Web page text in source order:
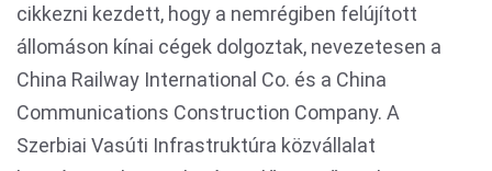
cikkezni kezdett, hogy a nemrégiben felújított
állomáson kínai cégek dolgoztak, nevezetesen a
China Railway International Co. és a China
Communications Construction Company. A
Szerbiai Vasúti Infrastruktúra közvállalat